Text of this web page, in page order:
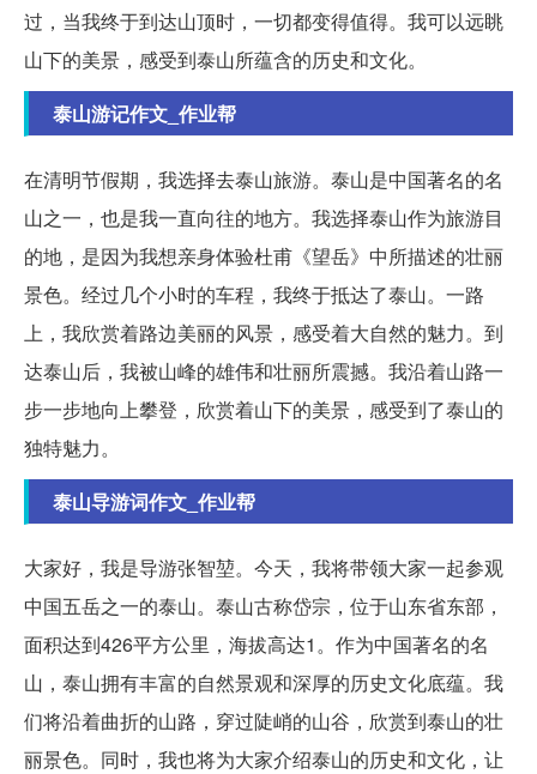
过，当我终于到达山顶时，一切都变得值得。我可以远眺
山下的美景，感受到泰山所蕴含的历史和文化。
泰山游记作文_作业帮
在清明节假期，我选择去泰山旅游。泰山是中国著名的名
山之一，也是我一直向往的地方。我选择泰山作为旅游目
的地，是因为我想亲身体验杜甫《望岳》中所描述的壮丽
景色。经过几个小时的车程，我终于抵达了泰山。一路
上，我欣赏着路边美丽的风景，感受着大自然的魅力。到
达泰山后，我被山峰的雄伟和壮丽所震撼。我沿着山路一
步一步地向上攀登，欣赏着山下的美景，感受到了泰山的
独特魅力。
泰山导游词作文_作业帮
大家好，我是导游张智堃。今天，我将带领大家一起参观
中国五岳之一的泰山。泰山古称岱宗，位于山东省东部，
面积达到426平方公里，海拔高达1。作为中国著名的名
山，泰山拥有丰富的自然景观和深厚的历史文化底蕴。我
们将沿着曲折的山路，穿过陡峭的山谷，欣赏到泰山的壮
丽景色。同时，我也将为大家介绍泰山的历史和文化，让